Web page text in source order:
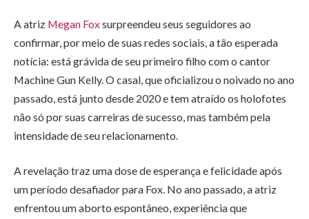
A atriz Megan Foxsurpreendeu seus seguidores ao
confirmar, por meio de suas redes sociais, a tão esperada
notícia: está grávida de seu primeiro filho com o cantor
Machine Gun Kelly. O casal, que oficializou o noivado no ano
passado, está junto desde 2020 e tem atraído os holofotes
não só por suas carreiras de sucesso, mas também pela
intensidade de seu relacionamento.
A revelação traz uma dose de esperança e felicidade após
um período desafiador para Fox. No ano passado, a atriz
enfrentou um aborto espontâneo, experiência que